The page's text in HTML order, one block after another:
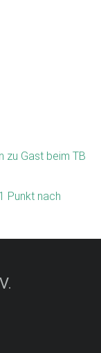
zu Gast beim TB
Punkt nach